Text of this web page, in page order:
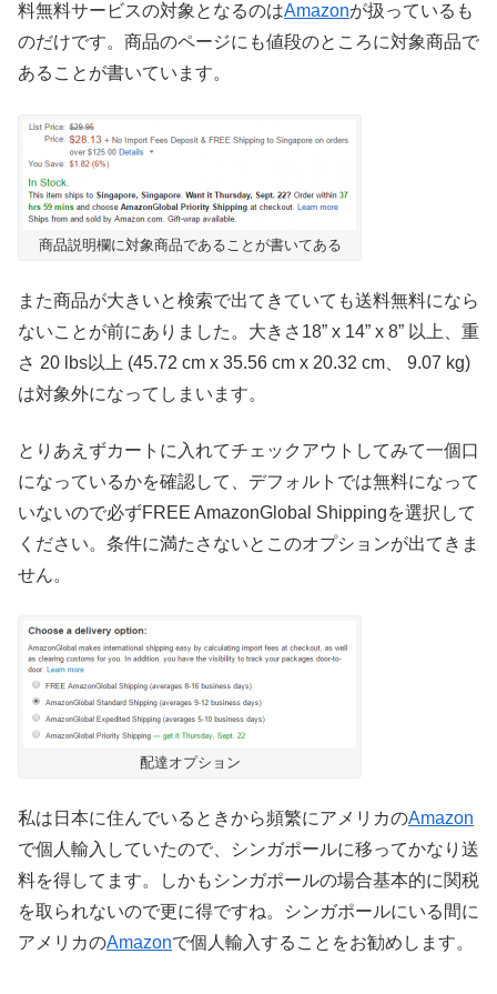
料無料サービスの対象となるのはAmazonが扱っているも
のだけです。商品のページにも値段のところに対象商品で
あることが書いています。
商品説明欄に対象商品であることが書いてある
また商品が大きいと検索で出てきていても送料無料になら
ないことが前にありました。大きさ18” x 14” x 8” 以上、重
さ 20 lbs以上 (45.72 cm x 35.56 cm x 20.32 cm、 9.07 kg)
は対象外になってしまいます。
とりあえずカートに入れてチェックアウトしてみて一個口
になっているかを確認して、デフォルトでは無料になって
いないので必ずFREE AmazonGlobal Shippingを選択して
ください。条件に満たさないとこのオプションが出てきま
せん。
配達オプション
私は日本に住んでいるときから頻繁にアメリカのAmazon
で個人輸入していたので、シンガポールに移ってかなり送
料を得してます。しかもシンガポールの場合基本的に関税
を取られないので更に得ですね。シンガポールにいる間に
アメリカのAmazonで個人輸入することをお勧めします。